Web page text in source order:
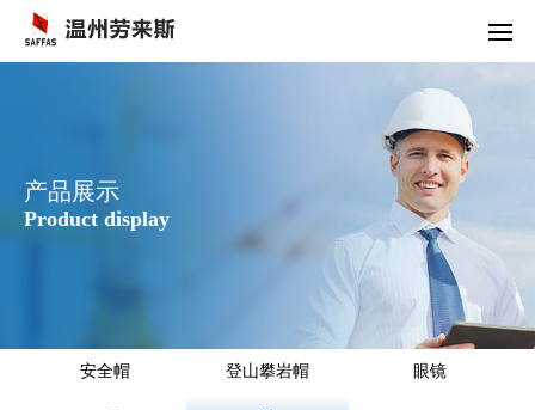
产品展示
Product display
安全帽 登山攀岩帽 眼镜